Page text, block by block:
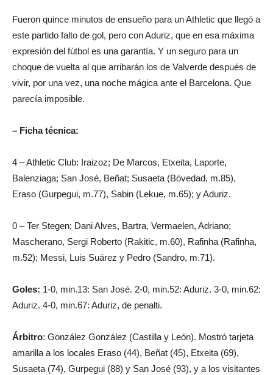
Fueron quince minutos de ensueño para un Athletic que llegó a
este partido falto de gol, pero con Aduriz, que en esa máxima
expresión del fútbol es una garantía. Y un seguro para un
choque de vuelta al que arribarán los de Valverde después de
vivir, por una vez, una noche mágica ante el Barcelona. Que
parecía imposible.
– Ficha técnica:
4 – Athletic Club: Iraizoz; De Marcos, Etxeita, Laporte,
Balenziaga; San José, Beñat; Susaeta (Bóvedad, m.85),
Eraso (Gurpegui, m.77), Sabin (Lekue, m.65); y Aduriz.
0 – Ter Stegen; Dani Alves, Bartra, Vermaelen, Adriano;
Mascherano, Sergi Roberto (Rakitic, m.60), Rafinha (Rafinha,
m.52); Messi, Luis Suárez y Pedro (Sandro, m.71).
Goles: 1-0, min.13: San José. 2-0, min.52: Aduriz. 3-0, min.62:
Aduriz. 4-0, min.67: Aduriz, de penalti.
Árbitro: González González (Castilla y León). Mostró tarjeta
amarilla a los locales Eraso (44), Beñat (45), Etxeita (69),
Susaeta (74), Gurpegui (88) y San José (93), y a los visitantes